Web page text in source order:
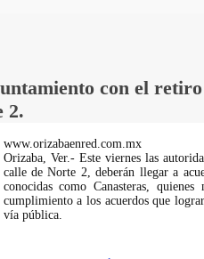
con el
2.
www.orizabaenred.com.mx
Orizaba, Ver.- Este viernes las
calle de Norte 2, deberán llegar a
conocidas como Canasteras,
cumplimiento a los acuerdos que
vía pública.